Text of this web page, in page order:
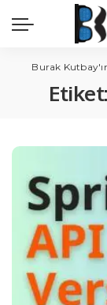
Burak
Etiket: